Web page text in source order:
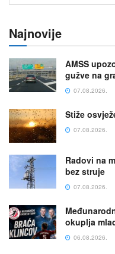
Najnovije
AMSS
gužve na
07.08.2026.
Stiže
07.08.2026.
Radovi na
bez struje
07.08.2026.
okuplja
06.08.2026.